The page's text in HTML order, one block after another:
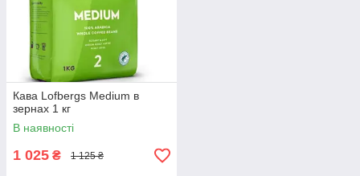
Кава Lofbergs Medium в
зернах 1 кг
В наявності
1 025 ₴ 1 125 ₴